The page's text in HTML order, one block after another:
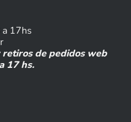
17hs
de pedidos web
17 hs.